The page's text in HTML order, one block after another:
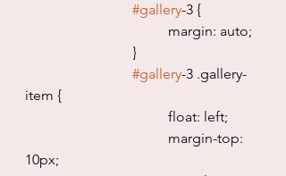
#gallery-3 {
				margin: auto;
			}
#gallery-3 .gallery-
item {
				float: left;
10px;